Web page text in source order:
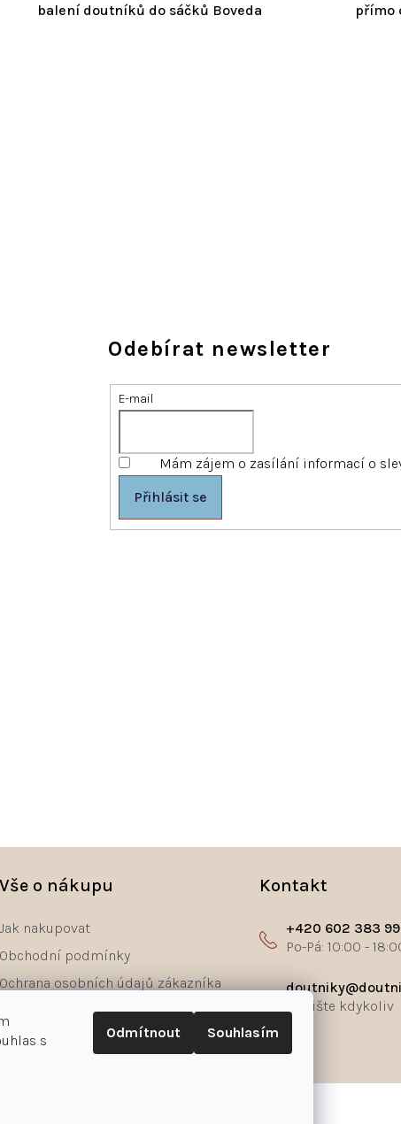
s
Odmítnout Souhlasím
balení doutníků do sáčků Boveda
přímo
Odebírat newsletter
E-mail
Mám zájem o zasílání informací o
Přihlásit se
Vše o nákupu
Jak nakupovat
Obchodní podmínky
osobních údajů zákazníka
od smlouvy - formulář
Kontakt
+420 602 383